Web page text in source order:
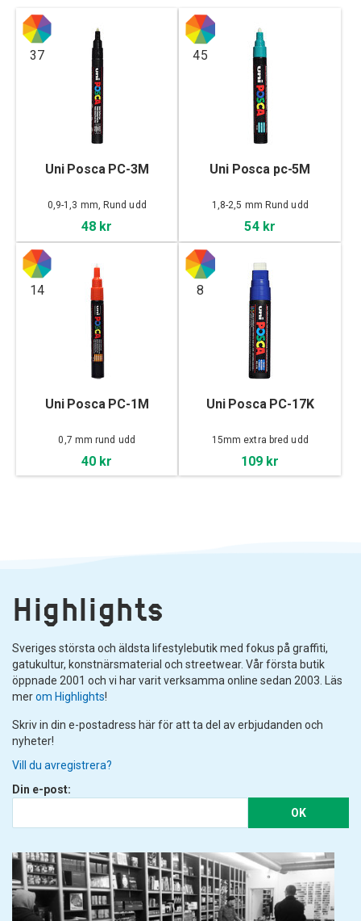
37
Uni Posca PC-3M
0,9-1,3 mm, Rund udd
48 kr
45
Uni Posca pc-5M
1,8-2,5 mm Rund udd
54 kr
14
Uni Posca PC-1M
0,7 mm rund udd
40 kr
8
Uni Posca PC-17K
15mm extra bred udd
109 kr
Highlights
Sveriges största och äldsta lifestylebutik med fokus på graffiti,
gatukultur, konstnärsmaterial och streetwear. Vår första butik
öppnade 2001 och vi har varit verksamma online sedan 2003. Läs
merom Highlights!
Skriv in din e-postadress här för att ta del av erbjudanden och
nyheter!
Vill du avregistrera?
Din e-post:
OK